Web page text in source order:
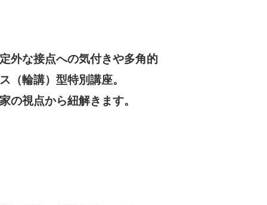
外な接点への気付きや多角的
（輪講）型特別講座。
の視点から紐解きます。